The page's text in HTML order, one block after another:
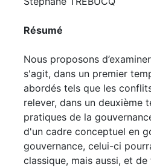
Résumé
Nous proposons
s'agit, dans un premier
abordés tels que les
relever, dans un deuxième
pratiques de la
d'un cadre conceptuel en
gouvernance, celui-ci
classique, mais aussi, et